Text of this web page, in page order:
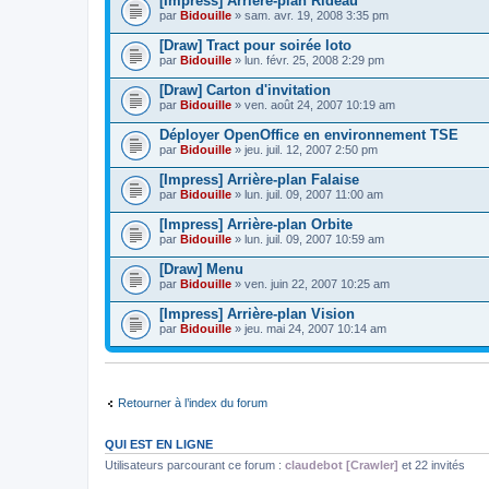
par Bidouille » sam. avr. 19, 2008 3:35 pm
[Draw] Tract pour soirée loto
par Bidouille » lun. févr. 25, 2008 2:29 pm
[Draw] Carton d'invitation
par Bidouille » ven. août 24, 2007 10:19 am
Déployer OpenOffice en environnement TSE
par Bidouille » jeu. juil. 12, 2007 2:50 pm
[Impress] Arrière-plan Falaise
par Bidouille » lun. juil. 09, 2007 11:00 am
[Impress] Arrière-plan Orbite
par Bidouille » lun. juil. 09, 2007 10:59 am
[Draw] Menu
par Bidouille » ven. juin 22, 2007 10:25 am
[Impress] Arrière-plan Vision
par Bidouille » jeu. mai 24, 2007 10:14 am
Retourner à l’index du forum
QUI EST EN LIGNE
Utilisateurs parcourant ce forum : claudebot [Crawler] et 22 invités